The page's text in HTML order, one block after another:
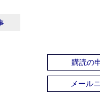
購読の
メール